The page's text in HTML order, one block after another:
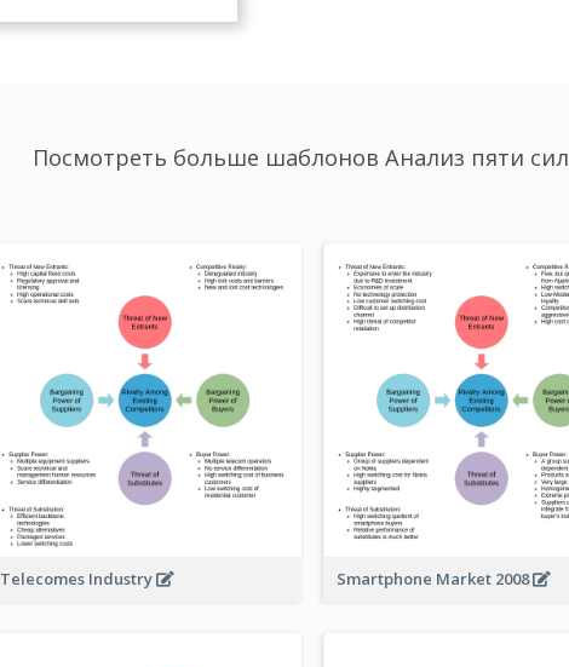
Посмотреть больше шаблонов Анализ пяти сил
Telecomes Industry Smartphone Market 2008